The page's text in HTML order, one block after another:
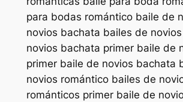
para bodas romántico baile de
novios bachata bailes de
novios bachata primer baile de
primer baile de novios bachata
novios romántico bailes de
románticos primer baile de